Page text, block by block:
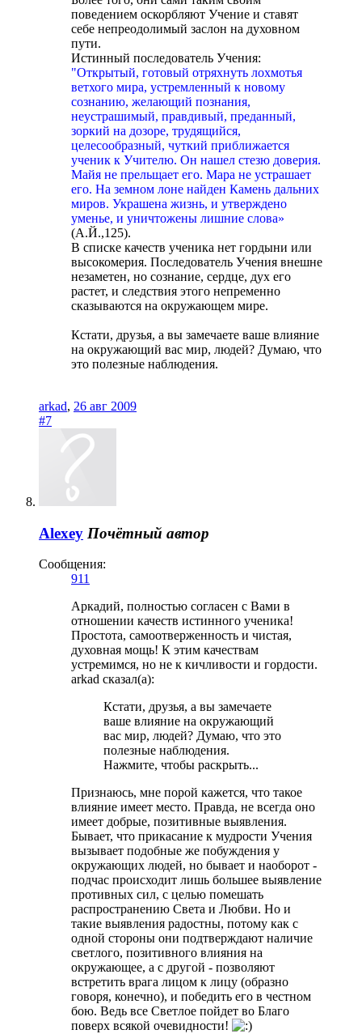
поведением оскорбляют Учение и ставят
себе непреодолимый заслон на духовном
пути.
Истинный последователь Учения:
"Открытый, готовый отряхнуть лохмотья
ветхого мира, устремленный к новому
сознанию, желающий познания,
неустрашимый, правдивый, преданный,
зоркий на дозоре, трудящийся,
целесообразный, чуткий приближается
ученик к Учителю. Он нашел стезю доверия.
Майя не прельщает его. Мара не устрашает
его. На земном лоне найден Камень дальних
миров. Украшена жизнь, и утверждено
уменье, и уничтожены лишние слова»
(А.Й.,125).
В списке качеств ученика нет гордыни или
высокомерия. Последователь Учения внешне
незаметен, но сознание, сердце, дух его
растет, и следствия этого непременно
сказываются на окружающем мире.
Кстати, друзья, а вы замечаете ваше влияние
на окружающий вас мир, людей? Думаю, что
это полезные наблюдения.
arkad, 26 авг 2009
#7
Alexey Почётный автор
Сообщения:
911
Аркадий, полностью согласен с Вами в
отношении качеств истинного ученика!
Простота, самоотверженность и чистая,
духовная мощь! К этим качествам
устремимся, но не к кичливости и гордости.
arkad сказал(а):
Кстати, друзья, а вы замечаете
ваше влияние на окружающий
вас мир, людей? Думаю, что это
полезные наблюдения.
Нажмите, чтобы раскрыть...
Признаюсь, мне порой кажется, что такое
влияние имеет место. Правда, не всегда оно
имеет добрые, позитивные выявления.
Бывает, что прикасание к мудрости Учения
вызывает подобные же побуждения у
окружающих людей, но бывает и наоборот -
подчас происходит лишь большее выявление
противных сил, с целью помешать
распространению Света и Любви. Но и
такие выявления радостны, потому как с
одной стороны они подтверждают наличие
светлого, позитивного влияния на
окружающее, а с другой - позволяют
встретить врага лицом к лицу (образно
говоря, конечно), и победить его в честном
бою. Ведь все Светлое пойдет во Благо
поверх всякой очевидности!